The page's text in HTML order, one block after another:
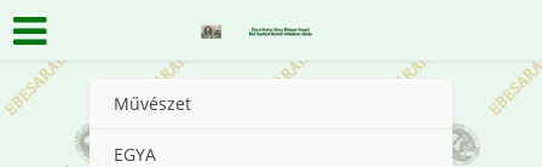
Művészet
EGYA